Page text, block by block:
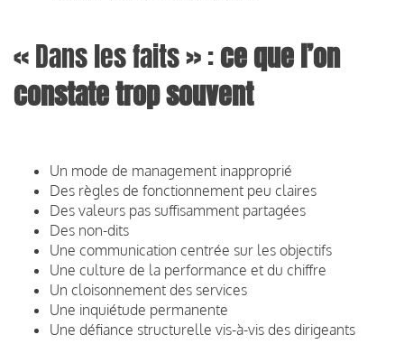
« Dans les faits » :ce que l’on
constate trop souvent
Un mode de management inapproprié
Des règles de fonctionnement peu claires
Des valeurs pas suffisamment partagées
Des non-dits
Une communication centrée sur les objectifs
Une culture de la performance et du chiffre
Un cloisonnement des services
Une inquiétude permanente
Une défiance structurelle vis-à-vis des dirigeants